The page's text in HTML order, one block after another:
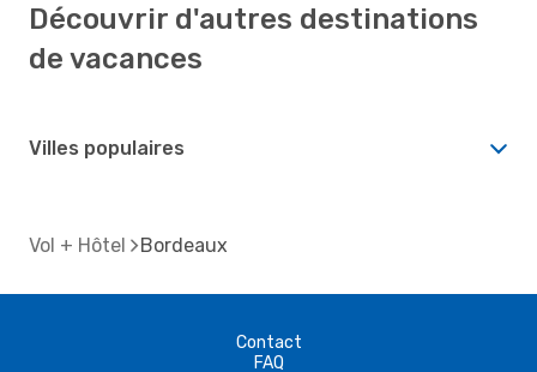
Découvrir d'autres destinations
de vacances
Villes populaires
Vol + Hôtel Bordeaux
Contact
FAQ